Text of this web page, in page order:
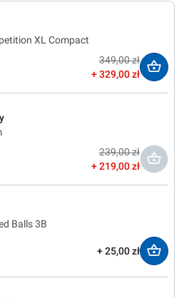
XL Compact
349,00 zł
329,00 zł
239,00 zł
219,00 zł
Balls 3B
25,00 zł